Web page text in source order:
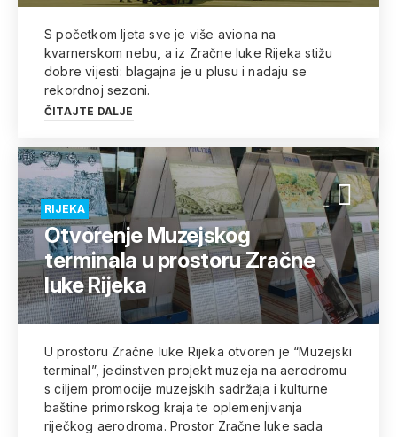
S početkom ljeta sve je više aviona na
kvarnerskom nebu, a iz Zračne luke Rijeka stižu
dobre vijesti: blagajna je u plusu i nadaju se
rekordnoj sezoni.
ČITAJTE DALJE
RIJEKA
Otvorenje Muzejskog
terminala u prostoru Zračne
luke Rijeka
U prostoru Zračne luke Rijeka otvoren je “Muzejski
terminal”, jedinstven projekt muzeja na aerodromu
s ciljem promocije muzejskih sadržaja i kulturne
baštine primorskog kraja te oplemenjivanja
riječkog aerodroma. Prostor Zračne luke sada